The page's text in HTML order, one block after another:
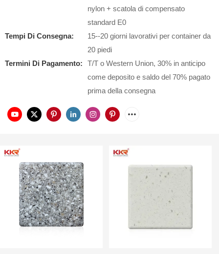
nylon + scatola di compensato
standard E0
Tempi Di Consegna:
15--20 giorni lavorativi per container da
20 piedi
Termini Di Pagamento:
T/T o Western Union, 30% in anticipo
come deposito e saldo del 70% pagato
prima della consegna